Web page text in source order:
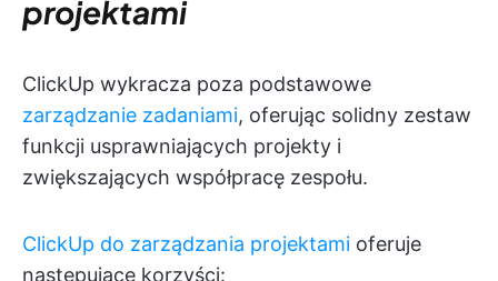
projektami
ClickUp wykracza poza podstawowe
zarządzanie zadaniami, oferując solidny zestaw
funkcji usprawniających projekty i
zwiększających współpracę zespołu.
ClickUp do zarządzania projektami oferuje
następujące korzyści: